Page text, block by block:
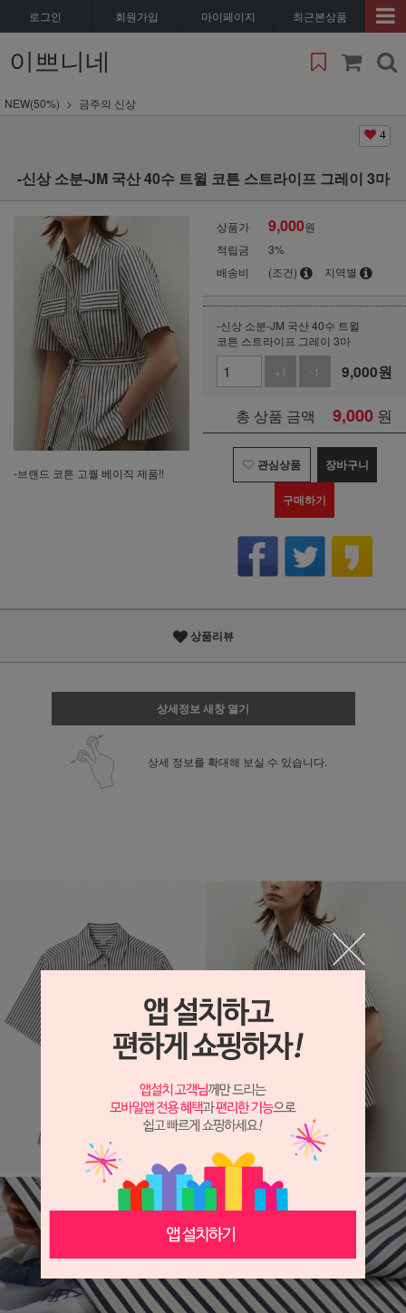
로그인 회원가입 마이페이지 최근본상품
이쁘니네
NEW(50%) 금주의 신상
4
-신상 소분-JM 국산 40수 트윌 코튼 스트라이프 그레이 3마
-브랜드 코튼 고퀄 베이직 제품!!
상품가 9,000원
적립금
3%
배송비
(조건) 지역별
-신상 소분-JM 국산 40수 트윌
코튼 스트라이프 그레이 3마
+1
-1 9,000원
총 상품 금액 9,000 원
관심상품 장바구니
구매하기
상품리뷰
상세정보 새창 열기
상세 정보를 확대해 보실 수 있습니다.